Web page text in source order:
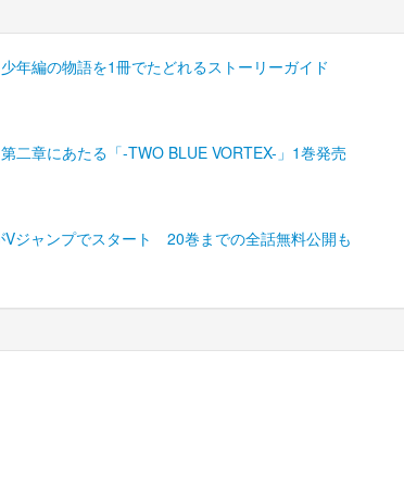
年編の物語を1冊でたどれるストーリーガイド
二章にあたる「-TWO BLUE VORTEX-」1巻発売
Vジャンプでスタート 20巻までの全話無料公開も